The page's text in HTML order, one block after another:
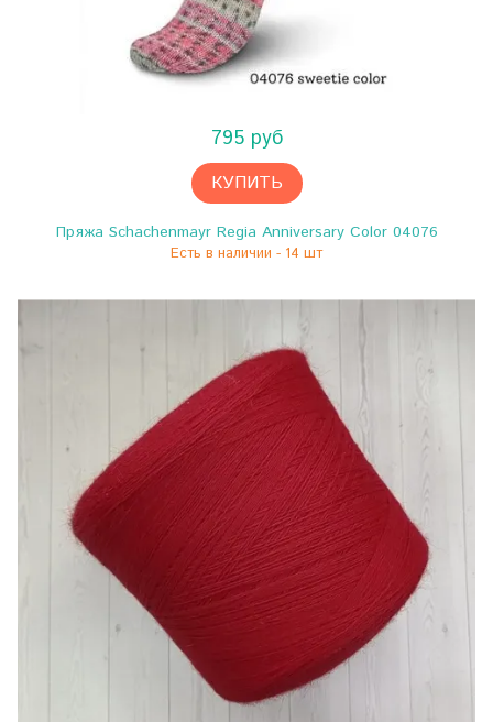
795 руб
КУПИТЬ
Пряжа Schachenmayr Regia Anniversary Color 04076
Есть в наличии - 14 шт